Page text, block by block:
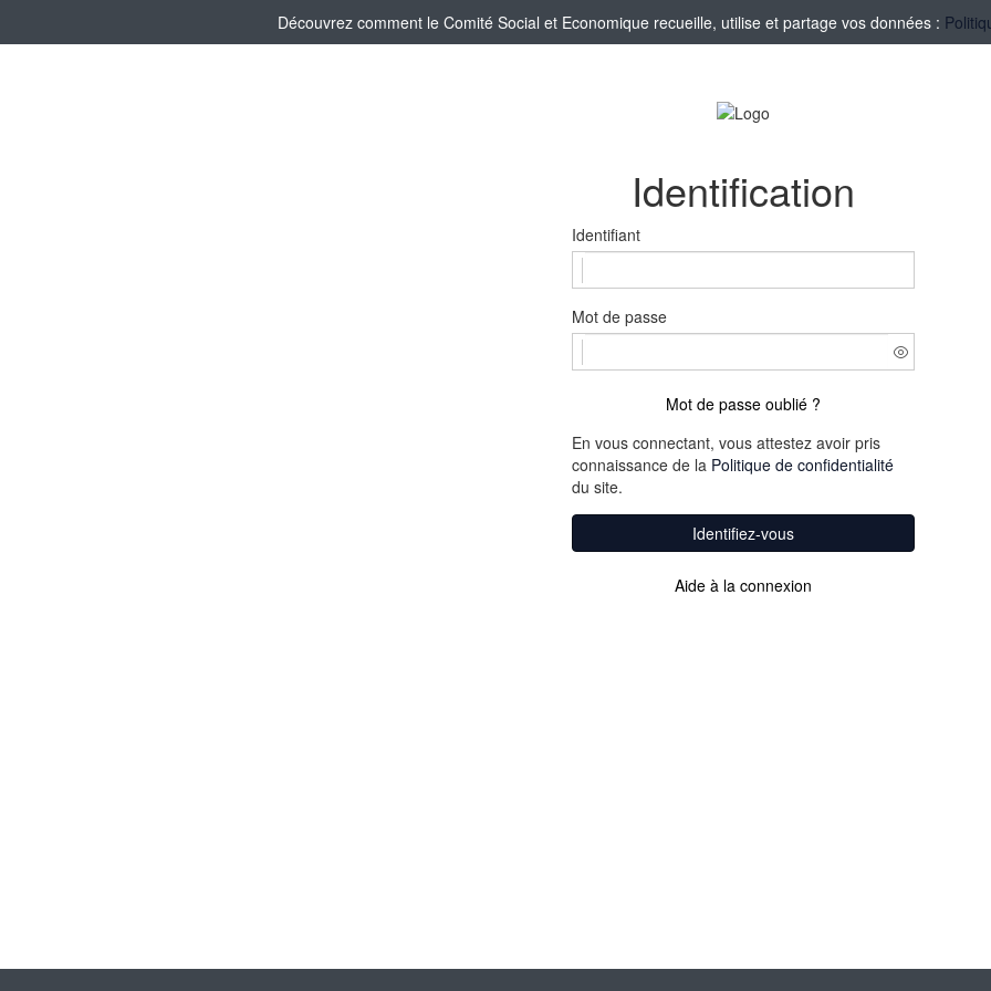
Découvrez comment le Comité Social et Economique recueille, utilise et partage vos données :
Identification
Identifiant
Mot de passe
Mot de passe oublié ?
En vous connectant, vous attestez avoir pris
connaissance de la Politique de confidentialité
du site.
Identifiez-vous
Aide à la connexion